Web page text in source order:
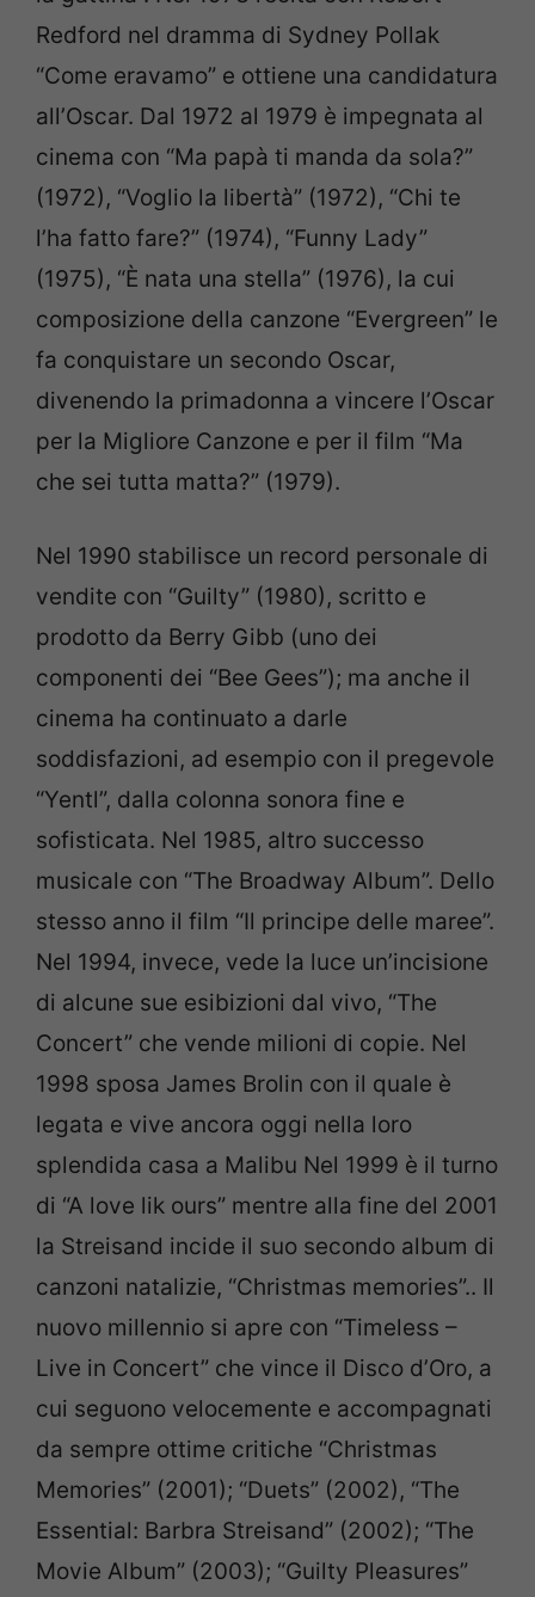
Redford nel dramma di Sydney Pollak
“Come eravamo” e ottiene una candidatura
all’Oscar. Dal 1972 al 1979 è impegnata al
cinema con “Ma papà ti manda da sola?”
(1972), “Voglio la libertà” (1972), “Chi te
l’ha fatto fare?” (1974), “Funny Lady”
(1975), “È nata una stella” (1976), la cui
composizione della canzone “Evergreen” le
fa conquistare un secondo Oscar,
divenendo la primadonna a vincere l’Oscar
per la Migliore Canzone e per il film “Ma
che sei tutta matta?” (1979).
Nel 1990 stabilisce un record personale di
vendite con “Guilty” (1980), scritto e
prodotto da Berry Gibb (uno dei
componenti dei “Bee Gees”); ma anche il
cinema ha continuato a darle
soddisfazioni, ad esempio con il pregevole
“Yentl”, dalla colonna sonora fine e
sofisticata. Nel 1985, altro successo
musicale con “The Broadway Album”. Dello
stesso anno il film “Il principe delle maree”.
Nel 1994, invece, vede la luce un’incisione
di alcune sue esibizioni dal vivo, “The
Concert” che vende milioni di copie. Nel
1998 sposa James Brolin con il quale è
legata e vive ancora oggi nella loro
splendida casa a Malibu Nel 1999 è il turno
di “A love lik ours” mentre alla fine del 2001
la Streisand incide il suo secondo album di
canzoni natalizie, “Christmas memories”.. Il
nuovo millennio si apre con “Timeless –
Live in Concert” che vince il Disco d’Oro, a
cui seguono velocemente e accompagnati
da sempre ottime critiche “Christmas
Memories” (2001); “Duets” (2002), “The
Essential: Barbra Streisand” (2002); “The
Movie Album” (2003); “Guilty Pleasures”